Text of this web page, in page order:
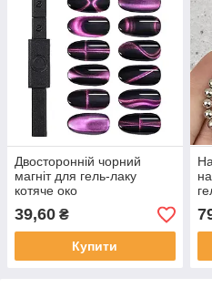
Двосторонній чорний
магніт для гель-лаку
котяче око
39,60 ₴
Купити